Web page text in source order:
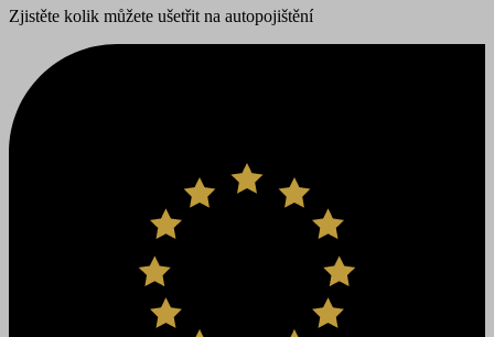
Zjistěte kolik můžete ušetřit na autopojištění